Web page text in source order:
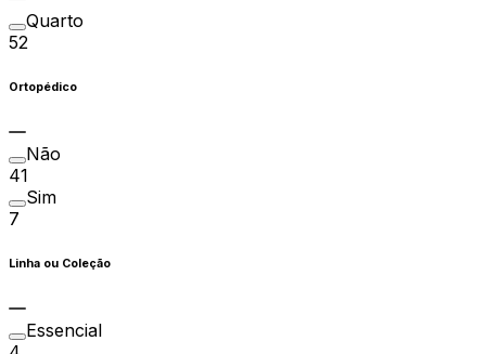
Quarto
52
Ortopédico
Não
41
Sim
7
Linha ou Coleção
Essencial